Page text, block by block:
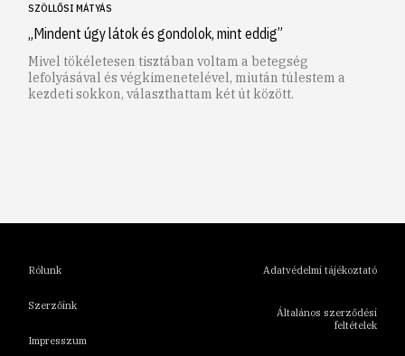
SZÖLLŐSI MÁTYÁS
„Mindent úgy látok és gondolok, mint eddig”
Mivel tökéletesen tisztában voltam a betegség
lefolyásával és végkimenetelével, miután túlestem a
kezdeti sokkon, választhattam két út között.
Rólunk
Szerzőink
Impresszum
Adatvédelmi tájékoztató
Általános szerződési
feltételek